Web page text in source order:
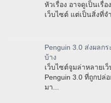
หัวเรื่อง อาจดูเป็นเรื่
เว็บไซต์ แต่เป็นสิ่งที่จ
Penguin 3.0 ส่งผลก
บ้าง
เว็บไซต์จูมล่าหลายเ
Penguin 3.0 ที่ถูกปล่
มา...